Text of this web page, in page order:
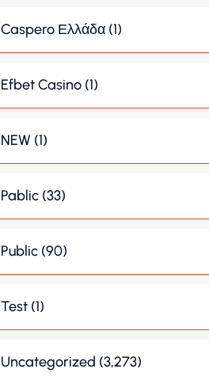
Caspero Ελλάδα (1)
Efbet Casino (1)
NEW (1)
Pablic (33)
Public (90)
Test (1)
Uncategorized (3,273)